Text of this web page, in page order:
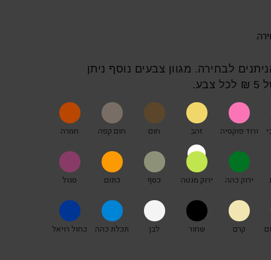
6 צבעים הניתנים לבחירה. מגוון צבעים נוסף ניתן
ורוד פוקסיה זהב חום חום קפה חמרה
ירוק כהה ירוק מנטה כסף כתום סגול
קרם שחור לבן תכלת כהה כחול רויאל